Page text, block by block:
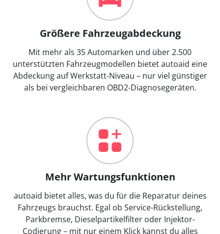
Größere Fahrzeugabdeckung
Mit mehr als 35 Automarken und über 2.500
unterstützten Fahrzeugmodellen bietet autoaid eine
Abdeckung auf Werkstatt-Niveau – nur viel günstiger
als bei vergleichbaren OBD2-Diagnosegeräten.
Mehr Wartungsfunktionen
autoaid bietet alles, was du für die Reparatur deines
Fahrzeugs brauchst. Egal ob Service-Rückstellung,
Parkbremse, Dieselpartikelfilter oder Injektor-
Codierung – mit nur einem Klick kannst du alles